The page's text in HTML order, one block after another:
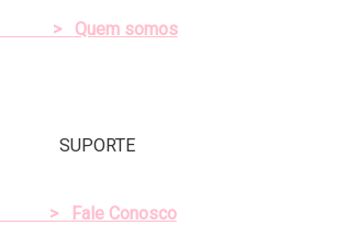
> Quem somos
SUPORTE
> Fale Conosco